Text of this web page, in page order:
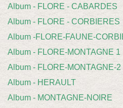
Album - FLORE - CABARDES
Album - FLORE - CORBIERES
Album -FLORE-FAUNE-
Album - FLORE-MONTAGNE 1
Album - FLORE-MONTAGNE-2
Album - HERAULT
Album - MONTAGNE-NOIRE